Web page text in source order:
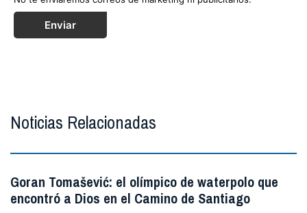
Enviar
Noticias Relacionadas
Goran Tomašević: el olímpico de waterpolo que
encontró a Dios en el Camino de Santiago